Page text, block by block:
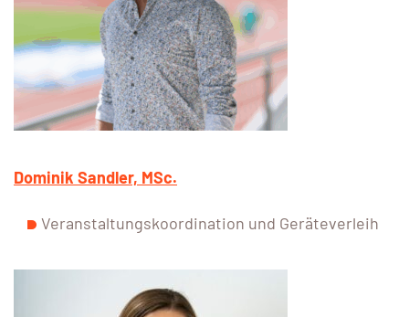
Dominik Sandler, MSc.
Veranstaltungskoordination und Geräteverleih